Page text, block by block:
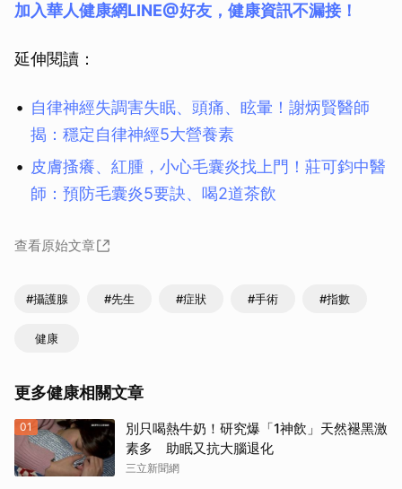
加入華人健康網LINE@好友，健康資訊不漏接！
延伸閱讀：
自律神經失調害失眠、頭痛、眩暈！謝炳賢醫師
揭：穩定自律神經5大營養素
皮膚搔癢、紅腫，小心毛囊炎找上門！莊可鈞中醫
師：預防毛囊炎5要訣、喝2道茶飲
查看原始文章
#攝護腺 #先生 #症狀 #手術 #指數
健康
更多健康相關文章
01
別只喝熱牛奶！研究爆「1神飲」天然褪黑激
素多 助眠又抗大腦退化
三立新聞網